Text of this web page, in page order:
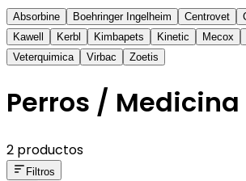
Absorbine Boehringer Ingelheim Centrovet
Kawell
Kerbl Kimbapets Kinetic Mecox
Veterquimica
Virbac Zoetis
Perros /
2 productos
Filtros